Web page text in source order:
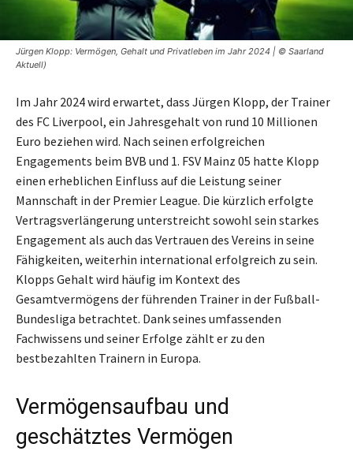
Jürgen Klopp: Vermögen, Gehalt und Privatleben im Jahr 2024 | © Saarland
Aktuell)
Im Jahr 2024 wird erwartet, dass Jürgen Klopp, der Trainer
des FC Liverpool, ein Jahresgehalt von rund 10 Millionen
Euro beziehen wird. Nach seinen erfolgreichen
Engagements beim BVB und 1. FSV Mainz 05 hatte Klopp
einen erheblichen Einfluss auf die Leistung seiner
Mannschaft in der Premier League. Die kürzlich erfolgte
Vertragsverlängerung unterstreicht sowohl sein starkes
Engagement als auch das Vertrauen des Vereins in seine
Fähigkeiten, weiterhin international erfolgreich zu sein.
Klopps Gehalt wird häufig im Kontext des
Gesamtvermögens der führenden Trainer in der Fußball-
Bundesliga betrachtet. Dank seines umfassenden
Fachwissens und seiner Erfolge zählt er zu den
bestbezahlten Trainern in Europa.
Vermögensaufbau und
geschätztes Vermögen